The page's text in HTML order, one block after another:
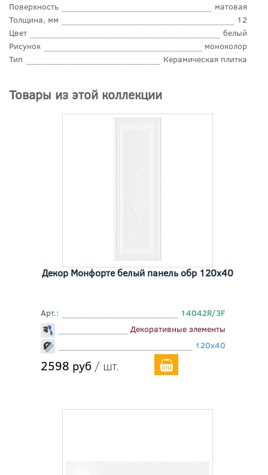
Поверхность
матовая
Толщина, мм
12
Цвет
белый
Рисунок
моноколор
Тип
Керамическая плитка
Товары из этой коллекции
Декор Монфорте белый панель обр 120x40
Арт.:
14042R/3F
Декоративные элементы
120x40
2598 руб / шт.